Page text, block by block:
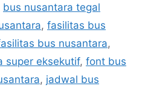
bus nusantara tegal
, fasilitas bus
bus nusantara,
super eksekutif, font bus
, jadwal bus